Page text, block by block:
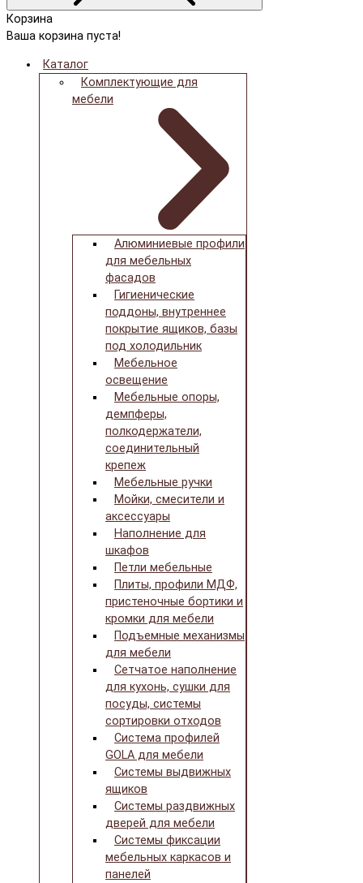
Корзина
Ваша корзина пуста!
Каталог
Комплектующие для
мебели
Алюминиевые профили
для мебельных
фасадов
Гигиенические
поддоны, внутреннее
покрытие ящиков, базы
под холодильник
Мебельное
освещение
Мебельные опоры,
демпферы,
полкодержатели,
соединительный
крепеж
Мебельные ручки
Мойки, смесители и
аксессуары
Наполнение для
шкафов
Петли мебельные
Плиты, профили МДФ,
пристеночные бортики и
кромки для мебели
Подъемные механизмы
для мебели
Сетчатое наполнение
для кухонь, сушки для
посуды, системы
сортировки отходов
Система профилей
GOLA для мебели
Системы выдвижных
ящиков
Системы раздвижных
дверей для мебели
Системы фиксации
мебельных каркасов и
панелей